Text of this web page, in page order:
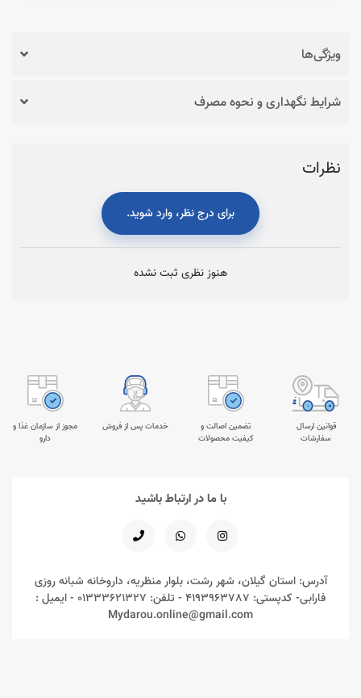
ویژگی‌ها
شرایط نگهداری و نحوه مصرف
نظرات
برای درج نظر، وارد شوید.
هنوز نظری ثبت نشده
قوانین ارسال
سفارشات
تضمین اصالت و
کیفیت محصولات
خدمات پس از فروش
مجوز از سازمان غذا و
دارو
با ما در ارتباط باشید
آدرس: استان گیلان، شهر رشت، بلوار منظریه، داروخانه شبانه روزی
فارابی- کدپستی: 4193963787 - تلفن: 01333621327 - ایمیل :
Mydarou.online@gmail.com